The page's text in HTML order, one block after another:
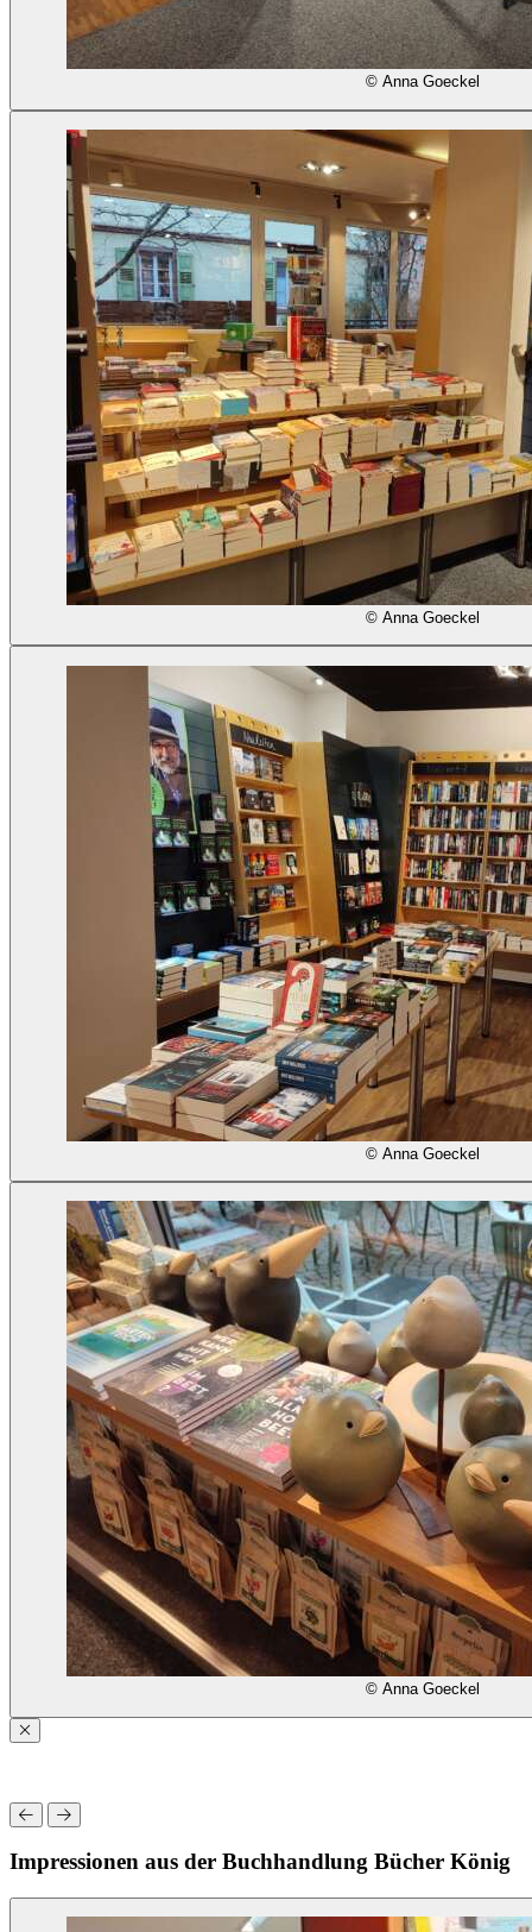
© Anna Goeckel
© Anna Goeckel
© Anna Goeckel
© Anna Goeckel
Impressionen aus der Buchhandlung Bücher König